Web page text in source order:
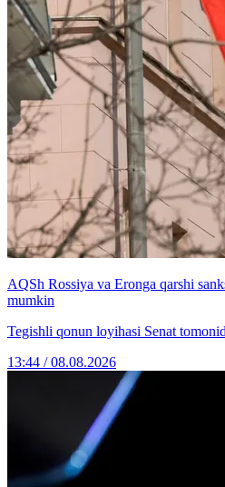
AQSh Rossiya va Eronga qarshi
mumkin
Tegishli qonun loyihasi Senat
13:44 / 08.08.2026